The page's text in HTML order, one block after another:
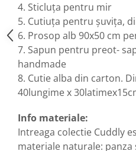
4. Sticluța pentru mir
5. Cutiuța pentru șuvița,
6. Prosop alb 90x50 cm
7. Sapun pentru preot-
handmade
8. Cutie alba din carton.
40lungime x
Info materiale:
Intreaga colectie Cuddly
materiale naturale: panza